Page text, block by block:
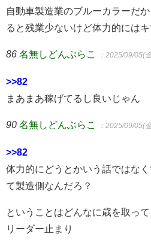
自動車製造業のブルーカラーだ
ると残業少ないけど体力的には
86 名無しどんぶらこ ：2025/09/05(
>>82
まあまあ稼げてるし良いじゃん
90 名無しどんぶらこ ：2025/09/05(
>>82
体力的にどうとかいう話ではな
て製造側なんだろ？
ということはどんなに歳を取っ
リーダー止まり